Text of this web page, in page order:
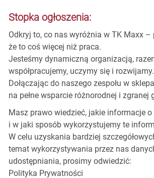
Stopka ogłoszenia:
Odkryj to, co nas wyróżnia w TK Maxx –
że to coś więcej niż praca.
Jesteśmy dynamiczną organizacją,
współpracujemy, uczymy się i rozwijamy.
Dołączając do naszego zespołu w
na pełne wsparcie różnorodnej i zgranej
Masz prawo wiedzieć, jakie informacje
i w jaki sposób wykorzystujemy te
W celu uzyskania bardziej
temat wykorzystywania przez nas
udostępniania, prosimy odwiedzić:
Polityka Prywatności